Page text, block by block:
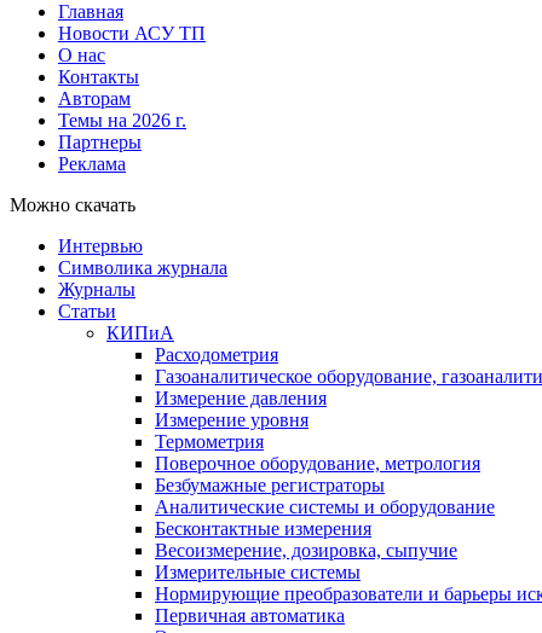
Главная
Новости АСУ ТП
О нас
Контакты
Авторам
Темы на 2026 г.
Партнеры
Реклама
Можно скачать
Интервью
Символика журнала
Журналы
Статьи
КИПиА
Расходометрия
Газоаналитическое оборудование,
Измерение давления
Измерение уровня
Термометрия
Поверочное оборудование, метрология
Безбумажные регистраторы
Аналитические системы и оборудование
Бесконтактные измерения
Весоизмерение, дозировка, сыпучие
Измерительные системы
Нормирующие преобразователи и барьеры
Первичная автоматика